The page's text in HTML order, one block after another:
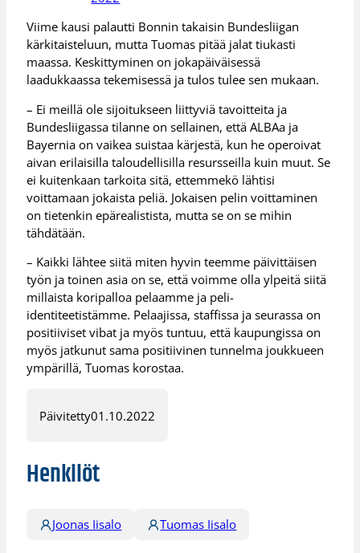
Viime kausi palautti Bonnin takaisin Bundesliigan
kärkitaisteluun, mutta Tuomas pitää jalat tiukasti
maassa. Keskittyminen on jokapäiväisessä
laadukkaassa tekemisessä ja tulos tulee sen mukaan.
– Ei meillä ole sijoitukseen liittyviä tavoitteita ja
Bundesliigassa tilanne on sellainen, että ALBAa ja
Bayernia on vaikea suistaa kärjestä, kun he operoivat
aivan erilaisilla taloudellisilla resursseilla kuin muut. Se
ei kuitenkaan tarkoita sitä, ettemmekö lähtisi
voittamaan jokaista peliä. Jokaisen pelin voittaminen
on tietenkin epärealistista, mutta se on se mihin
tähdätään.
– Kaikki lähtee siitä miten hyvin teemme päivittäisen
työn ja toinen asia on se, että voimme olla ylpeitä siitä
millaista koripalloa pelaamme ja peli-
identiteetistämme. Pelaajissa, staffissa ja seurassa on
positiiviset vibat ja myös tuntuu, että kaupungissa on
myös jatkunut sama positiivinen tunnelma joukkueen
ympärillä, Tuomas korostaa.
Päivitetty01.10.2022
Henkilöt
Joonas Iisalo Tuomas Iisalo